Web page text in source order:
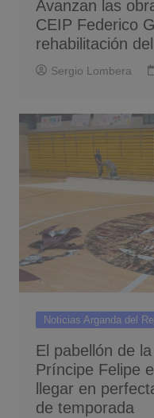
Avanzan las
CEIP Federico
rehabilitación
Sergio Lombera
Noticias Arganda del
El pabellón de
Príncipe Felipe
llegar en
de temporada